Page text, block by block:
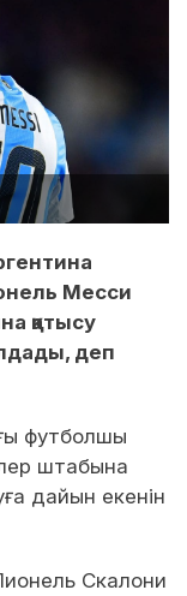
Месси
қатысу
деп
футболшы
штабына
дайын екенін
Скалони